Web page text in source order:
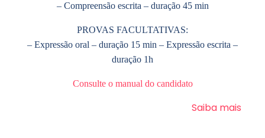
– Compreensão escrita – duração 45 min
PROVAS FACULTATIVAS:
– Expressão oral – duração 15 min – Expressão escrita –
duração 1h
Consulte o manual do candidato
Saiba mais